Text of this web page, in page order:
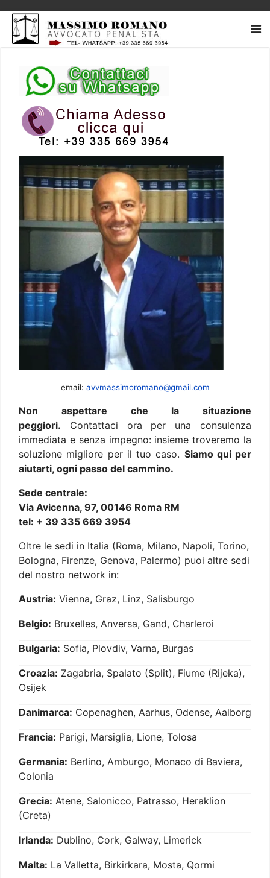
email: avvmassimoromano@gmail.com
Non aspettare che la situazione
peggiori. Contattaci ora per una consulenza
immediata e senza impegno: insieme troveremo la
soluzione migliore per il tuo caso. Siamo qui per
aiutarti, ogni passo del cammino.
Sede centrale:
Via Avicenna, 97, 00146 Roma RM
tel: + 39 335 669 3954
Oltre le sedi in Italia (Roma, Milano, Napoli, Torino,
Bologna, Firenze, Genova, Palermo) puoi altre sedi
del nostro network in:
Austria: Vienna, Graz, Linz, Salisburgo
Belgio: Bruxelles, Anversa, Gand, Charleroi
Bulgaria: Sofia, Plovdiv, Varna, Burgas
Croazia: Zagabria, Spalato (Split), Fiume (Rijeka),
Osijek
Danimarca: Copenaghen, Aarhus, Odense, Aalborg
Francia: Parigi, Marsiglia, Lione, Tolosa
Germania: Berlino, Amburgo, Monaco di Baviera,
Colonia
Grecia: Atene, Salonicco, Patrasso, Heraklion
(Creta)
Irlanda: Dublino, Cork, Galway, Limerick
Malta: La Valletta, Birkirkara, Mosta, Qormi